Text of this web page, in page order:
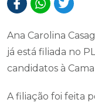
Ana Carolina
já está filiada no
candidatos à
A filiação foi feita